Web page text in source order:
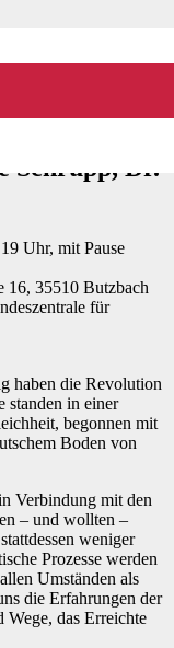
Schrupp, Dr.
Uhr, mit Pause
16, 35510 Butzbach
für
haben die Revolution
standen in einer
begonnen mit
Boden von
Verbindung mit den
– und wollten –
weniger
Prozesse werden
Umständen als
die Erfahrungen der
das Erreichte